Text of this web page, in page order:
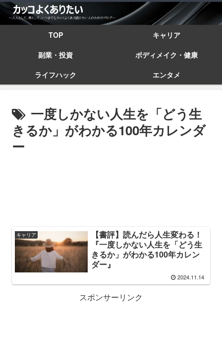
TOP
キャリア
副業・投資
ボディメイク・健康
ライフハック
エンタメ
一度しかない人生を「どう生
きるか」がわかる100年カレンダ
ー
キャリア
【書評】読んだら人生変わる！
『一度しかない人生を「どう生
きるか」がわかる100年カレン
ダー』
2024.11.14
スポンサーリンク